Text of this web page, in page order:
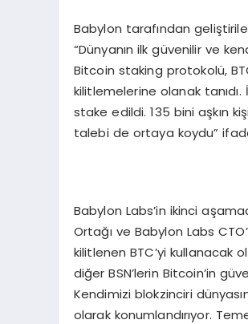
Babylon tarafından
“Dünyanın ilk güvenilir ve
Bitcoin staking protokolü,
kilitlemelerine olanak tanıdı.
stake edildi. 135 bini aşkın
talebi de ortaya koydu”
Babylon Labs’in ikinci
Ortağı ve Babylon Labs
kilitlenen BTC’yi kullanacak
diğer BSN’lerin Bitcoin’in
Kendimizi blokzinciri
olarak konumlandırıyor.